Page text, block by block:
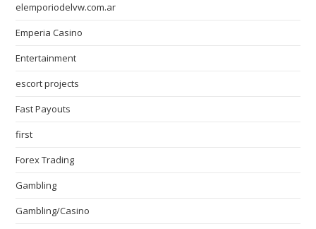
elemporiodelvw.com.ar
Emperia Casino
Entertainment
escort projects
Fast Payouts
first
Forex Trading
Gambling
Gambling/Casino